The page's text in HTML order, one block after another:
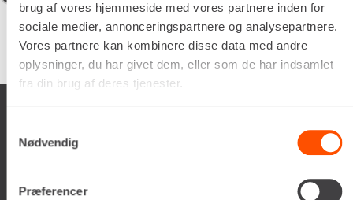
brug af vores hjemmeside med vores partnere inden for
sociale medier, annonceringspartnere og analysepartnere.
Vores partnere kan kombinere disse data med andre
oplysninger, du har givet dem, eller som de har indsamlet
fra din brug af deres tjenester.
Nødvendig
Præferencer
Google samlet bedømmelse er 4.5af 5,
på basis af150 anmeldelser
Renta A/S